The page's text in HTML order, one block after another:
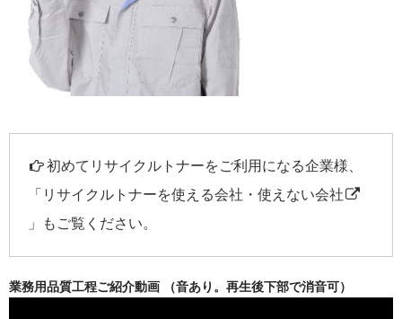
初めてリサイクルトナーをご利用になる企業様、
「 リサイクルトナーを使える会社・使えない会社
」もご覧ください。
業務用品質工程ご紹介動画 （音あり。再生後下部で消音可）